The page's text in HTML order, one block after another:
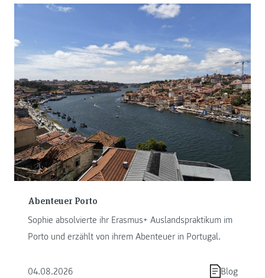
Abenteuer Porto
Sophie absolvierte ihr Erasmus+ Auslandspraktikum im
Porto und erzählt von ihrem Abenteuer in Portugal.
04.08.2026 Blog